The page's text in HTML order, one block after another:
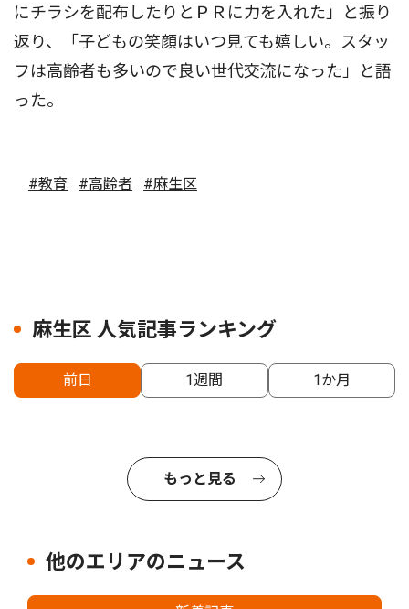
にチラシを配布したりとＰＲに力を入れた」と振り
返り、「子どもの笑顔はいつ見ても嬉しい。スタッ
フは高齢者も多いので良い世代交流になった」と語
った。
#教育 #高齢者 #麻生区
麻生区 人気記事ランキング
前日 1週間 1か月
もっと見る
他のエリアのニュース